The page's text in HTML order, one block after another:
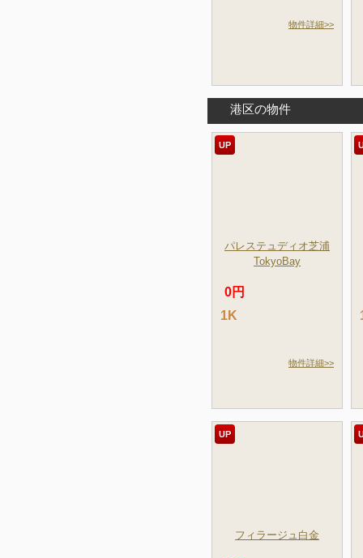
物件詳細>>
港区の物件
UP
パレステュディオ芝浦
TokyoBay
0円
1K
物件詳細>>
UP
フィラージュ白金